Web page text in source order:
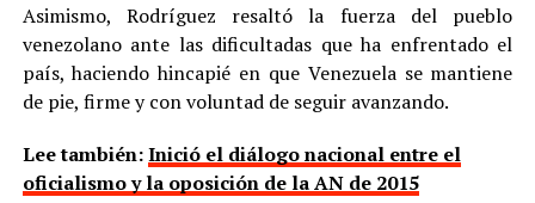
Asimismo, Rodríguez resaltó la fuerza del pueblo
venezolano ante las dificultadas que ha enfrentado el
país, haciendo hincapié en que Venezuela se mantiene
de pie, firme y con voluntad de seguir avanzando.
Lee también:Inició el diálogo nacional entre el
oficialismo y la oposición de la AN de 2015